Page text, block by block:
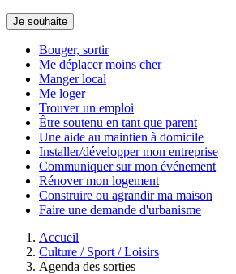
Je souhaite
Bouger, sortir
Me déplacer moins cher
Manger local
Me loger
Trouver un emploi
Être soutenu en tant que parent
Une aide au maintien à domicile
Installer/développer mon entreprise
Communiquer sur mon événement
Rénover mon logement
Construire ou agrandir ma maison
Faire une demande d'urbanisme
Accueil
Culture / Sport / Loisirs
Agenda des sorties